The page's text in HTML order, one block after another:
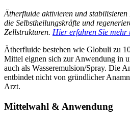
Ätherfluide aktivieren und stabilisieren
die Selbstheilungskräfte und
Zellstrukturen. Hier erfahren Sie mehr
Ätherfluide bestehen wie Globuli zu
Mittel eignen sich zur Anwendung in
auch als Wasseremulsion/Spray. Die
entbindet nicht von gründlicher
Arzt.
Mittelwahl & Anwendung